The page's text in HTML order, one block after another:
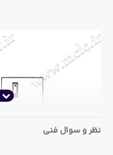
نظر و سوال فنی